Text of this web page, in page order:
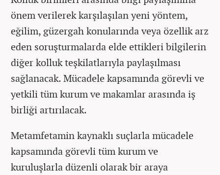
önem verilerek karşılaşılan yeni yöntem,
eğilim, güzergah konularında veya özellik arz
eden soruşturmalarda elde ettikleri bilgilerin
diğer kolluk teşkilatlarıyla paylaşılması
sağlanacak. Mücadele kapsamında görevli ve
yetkili tüm kurum ve makamlar arasında iş
birliği artırılacak.
Metamfetamin kaynaklı suçlarla mücadele
kapsamında görevli tüm kurum ve
kuruluşlarla düzenli olarak bir araya